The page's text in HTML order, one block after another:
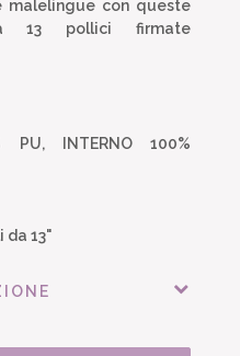
con queste
13 pollici firmate
PU, INTERNO 100%
13"